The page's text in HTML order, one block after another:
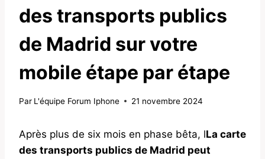
des transports publics
de Madrid sur votre
mobile étape par étape
Par L'équipe Forum Iphone 21 novembre 2024
Après plus de six mois en phase bêta, lLa carte
des transports publics de Madrid peut